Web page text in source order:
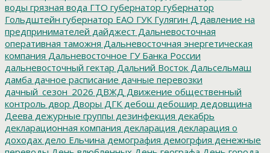
воды грязная вода ГТО губернатор губернатор
Гольдштейн губернатор ЕАО ГУК Гулягин Д давление на
предпринимателей дайджест Дальневосточная
оперативная таможня Дальневосточная энергетическая
компания Дальневосточное ГУ Банка России
дальневосточный гектар Дальний Восток Дальсельмаш
дамба дачное расписание дачные перевозки
дачный_сезон_2026 ДВЖД Движение общественный
контроль двор Дворы ДГК дебош дебошир дедовщина
Деева дежурные группы дезинфекция декабрь
декларационная компания декларация декларация о
доходах дело Ельчина демография демогрфия денежные